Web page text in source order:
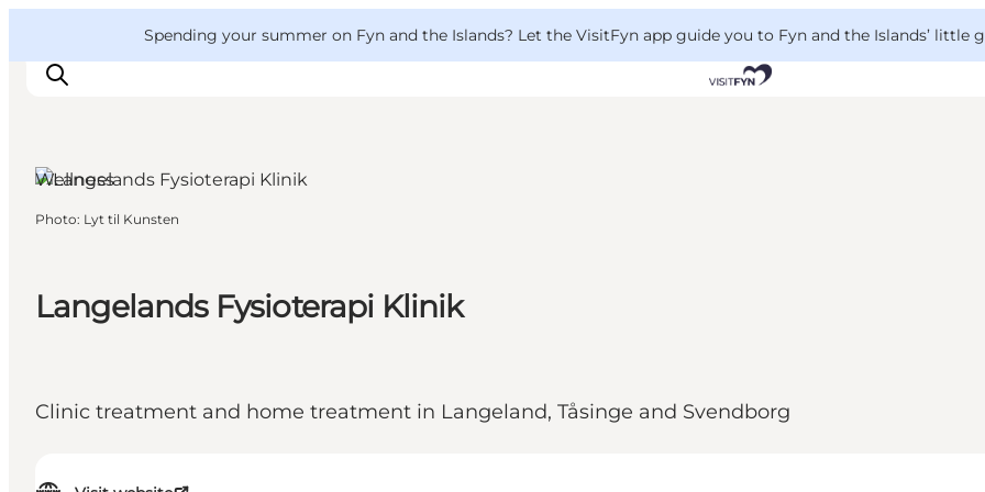
Spending your summer on Fyn and the Islands? Let the VisitFyn app guide you to Fyn and the Islands’ little
Where to eat
Where to stay
Langelands Fysioterapi Klinik
Clinic treatment and home treatment in Langeland, Tåsinge and Svendborg
Wellness
Photo: Lyt til Kunsten